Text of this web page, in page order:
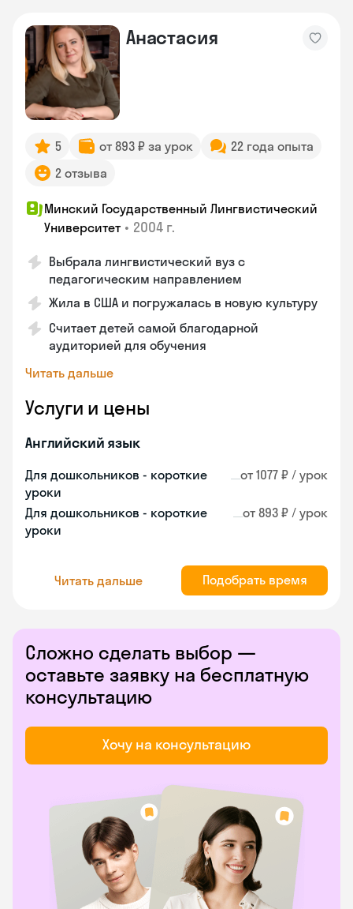
Анастасия
5 от 893 ₽ за урок
22 года опыта
2 отзыва
Минский Государственный Лингвистический
Университет • 2004 г.
Выбрала лингвистический вуз с
педагогическим направлением
Жила в США и погружалась в новую культуру
Считает детей самой благодарной
аудиторией для обучения
Читать дальше
Услуги и цены
Английский язык
Для дошкольников - короткие
уроки
от 1077 ₽ / урок
Для дошкольников - короткие
уроки
от 893 ₽ / урок
Читать дальше Подобрать время
Сложно сделать выбор —
оставьте заявку на бесплатную
консультацию
Хочу на консультацию